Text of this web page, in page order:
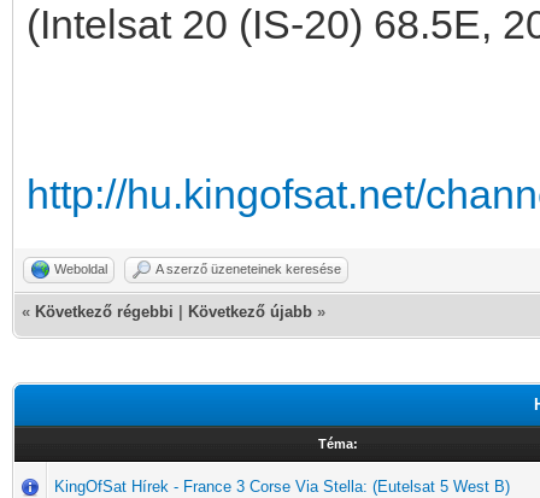
(Intelsat 20 (IS-20) 68.5E,
http://hu.kingofsat.net/
Weboldal A szerző üzeneteinek keresése
« Következő régebbi Következő újabb »
Téma:
KingOfSat Hírek - France 3 Corse Via Stella: (Eutelsat 5 West B)